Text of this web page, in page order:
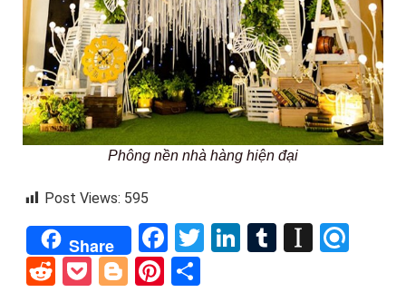
Phông nền nhà hàng hiện đại
Post Views: 595
Share Facebook
TwitterLinkedIn
Tumblr
RedditPocket
BloggerPinterest